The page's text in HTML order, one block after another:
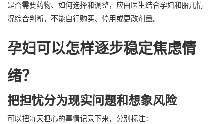
是否需要药物、如何选择和调整，应由医生结合孕妇和胎儿情
况综合判断，不能自行购买、停用或更改剂量。
孕妇可以怎样逐步稳定焦虑情
绪？
把担忧分为现实问题和想象风险
可以把每天担心的事情记录下来，分别标注：